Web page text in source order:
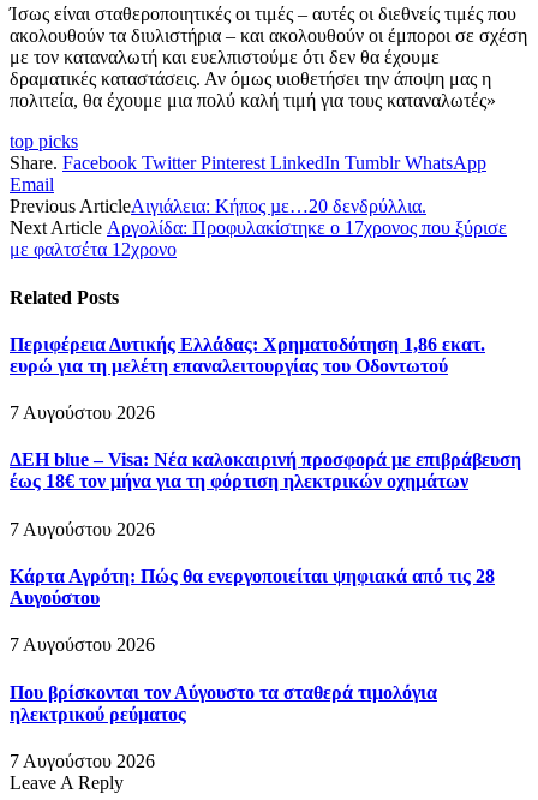
Ίσως είναι σταθεροποιητικές οι τιμές – αυτές οι διεθνείς τιμές που
ακολουθούν τα διυλιστήρια – και ακολουθούν οι έμποροι σε σχέση
με τον καταναλωτή και ευελπιστούμε ότι δεν θα έχουμε
δραματικές καταστάσεις. Αν όμως υιοθετήσει την άποψη μας η
πολιτεία, θα έχουμε μια πολύ καλή τιμή για τους καταναλωτές»
top picks
Share. Facebook Twitter Pinterest LinkedIn Tumblr WhatsApp
Email
Previous ArticleΑιγιάλεια: Κήπος µε…20 δενδρύλλια.
Next Article Αργολίδα: Προφυλακίστηκε ο 17χρονος που ξύρισε
με φαλτσέτα 12χρονο
Related Posts
Περιφέρεια Δυτικής Ελλάδας: Χρηματοδότηση 1,86 εκατ.
ευρώ για τη μελέτη επαναλειτουργίας του Οδοντωτού
7 Αυγούστου 2026
ΔΕΗ blue – Visa: Νέα καλοκαιρινή προσφορά με επιβράβευση
έως 18€ τον μήνα για τη φόρτιση ηλεκτρικών οχημάτων
7 Αυγούστου 2026
Κάρτα Αγρότη: Πώς θα ενεργοποιείται ψηφιακά από τις 28
Αυγούστου
7 Αυγούστου 2026
Που βρίσκονται τον Αύγουστο τα σταθερά τιμολόγια
ηλεκτρικού ρεύματος
7 Αυγούστου 2026
Leave A Reply